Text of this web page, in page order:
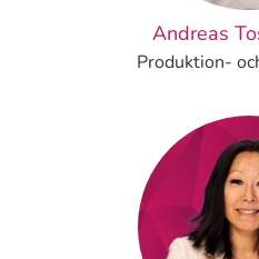
Andreas
Produktion-